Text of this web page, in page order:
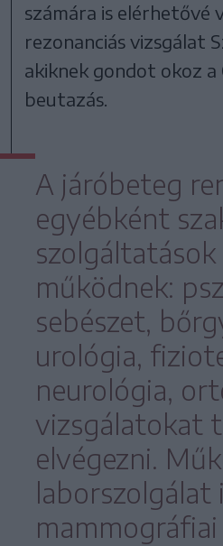
számára is elérhetővé
rezonanciás vizsgálat
akiknek gondot okoz a
beutazás.
A járóbeteg
egyébként
szolgáltatások
működnek:
sebészet,
urológia,
neurológia,
vizsgálatokat
elvégezni.
laborszolgálat
mammográfiai